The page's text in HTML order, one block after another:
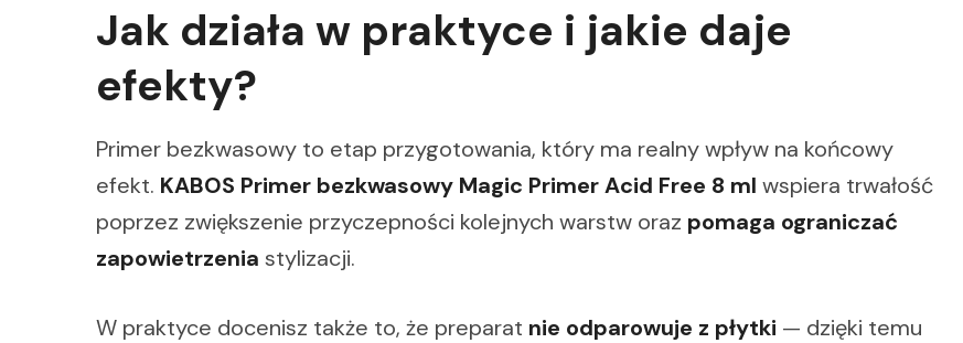
Jak działa w praktyce i jakie daje
efekty?
Primer bezkwasowy to etap przygotowania, który ma realny wpływ na końcowy
efekt. KABOS Primer bezkwasowy Magic Primer Acid Free 8 ml wspiera trwałość
poprzez zwiększenie przyczepności kolejnych warstw oraz pomaga ograniczać
zapowietrzenia stylizacji.
W praktyce docenisz także to, że preparat nie odparowuje z płytki — dzięki temu